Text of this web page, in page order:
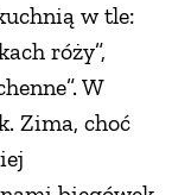
w tle:
róży”,
W
Zima, choć